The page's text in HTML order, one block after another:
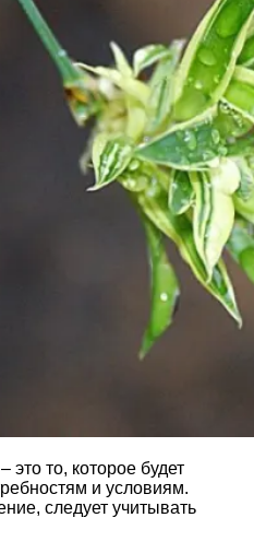
то, которое будет
и условиям.
следует учитывать